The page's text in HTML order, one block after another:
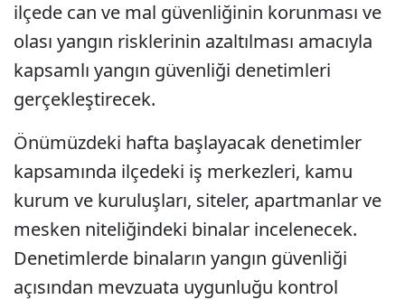
ilçede can ve mal güvenliğinin korunması ve
olası yangın risklerinin azaltılması amacıyla
kapsamlı yangın güvenliği denetimleri
gerçekleştirecek.
Önümüzdeki hafta başlayacak denetimler
kapsamında ilçedeki iş merkezleri, kamu
kurum ve kuruluşları, siteler, apartmanlar ve
mesken niteliğindeki binalar incelenecek.
Denetimlerde binaların yangın güvenliği
açısından mevzuata uygunluğu kontrol